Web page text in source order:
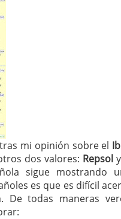
mi opinión sobre el
dos valores: Repsoly
sigue mostrando
es que es difícil
De todas maneras